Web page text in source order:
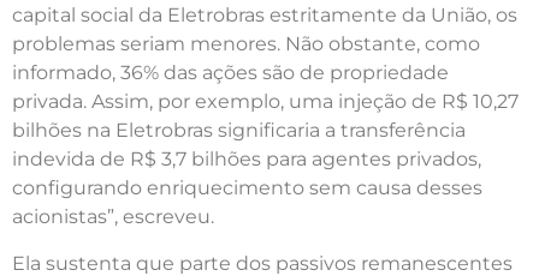
capital social da Eletrobras estritamente da União, os
problemas seriam menores. Não obstante, como
informado, 36% das ações são de propriedade
privada. Assim, por exemplo, uma injeção de R$ 10,27
bilhões na Eletrobras significaria a transferência
indevida de R$ 3,7 bilhões para agentes privados,
configurando enriquecimento sem causa desses
acionistas”, escreveu.
Ela sustenta que parte dos passivos remanescentes